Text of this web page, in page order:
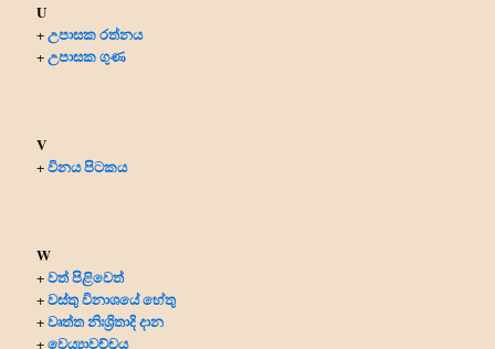
U
+උපාසක රත්නය
+උපාසක ගුණ
V
+විනය පිටකය
W
+වත් පිළිවෙත්
+වස්තු විනාශයේ හේතු
+වෘත්ත නිඃශ්‍රිතාදි දාන
+වෙය්‍යාවච්චය